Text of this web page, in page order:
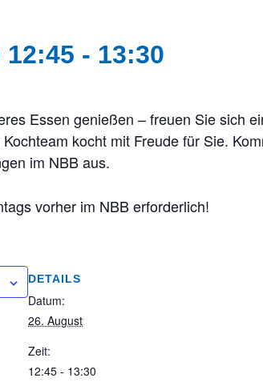
12:45 - 13:30
Essen genießen – freuen Sie sich
kocht mit Freude für Sie.
im NBB aus.
vorher im NBB erforderlich!
DETAILS
Datum:
26. August
Zeit:
12:45 - 13:30